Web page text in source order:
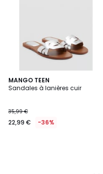
MANGO TEEN
Sandales à lanières cuir
35,99 €
22,99 € -36%